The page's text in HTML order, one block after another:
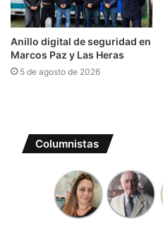
Anillo digital de seguridad en
Marcos Paz y Las Heras
5 de agosto de 2026
Columnistas